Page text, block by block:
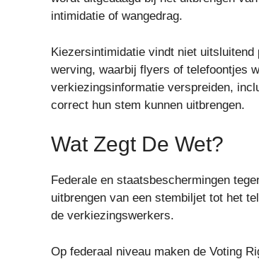
intimidatie of wangedrag.
Kiezersintimidatie vindt niet
werving, waarbij flyers of telefoontjes
verkiezingsinformatie verspreiden,
correct hun stem kunnen uitbrengen.
Wat Zegt De Wet?
Federale en staatsbeschermingen
uitbrengen van een stembiljet tot het
de verkiezingswerkers.
Op federaal niveau maken de Voting